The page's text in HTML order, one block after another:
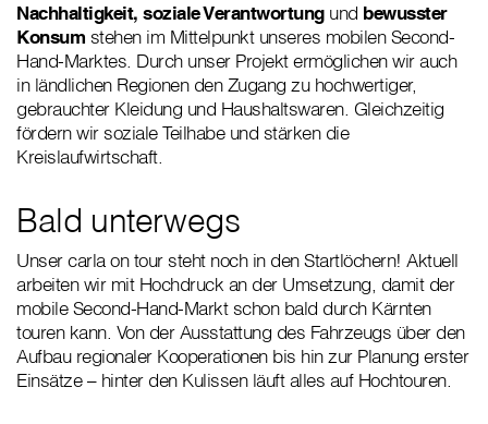
Nachhaltigkeit, soziale Verantwortungund bewusster
Konsum stehen im Mittelpunkt unseres mobilen Second-
Hand-Marktes. Durch unser Projekt ermöglichen wir auch
in ländlichen Regionen den Zugang zu hochwertiger,
gebrauchter Kleidung und Haushaltswaren. Gleichzeitig
fördern wir soziale Teilhabe und stärken die
Kreislaufwirtschaft.
Bald unterwegs
Unser carla on tour steht noch in den Startlöchern! Aktuell
arbeiten wir mit Hochdruck an der Umsetzung, damit der
mobile Second-Hand-Markt schon bald durch Kärnten
touren kann. Von der Ausstattung des Fahrzeugs über den
Aufbau regionaler Kooperationen bis hin zur Planung erster
Einsätze – hinter den Kulissen läuft alles auf Hochtouren.